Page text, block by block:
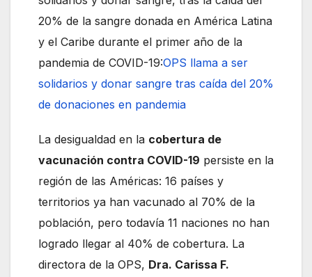
20% de la sangre donada en América Latina
y el Caribe durante el primer año de la
pandemia de COVID-19:OPS llama a ser
solidarios y donar sangre tras caída del 20%
de donaciones en pandemia
La desigualdad en la cobertura de
vacunación contra COVID-19 persiste en la
región de las Américas: 16 países y
territorios ya han vacunado al 70% de la
población, pero todavía 11 naciones no han
logrado llegar al 40% de cobertura. La
directora de la OPS, Dra. Carissa F.